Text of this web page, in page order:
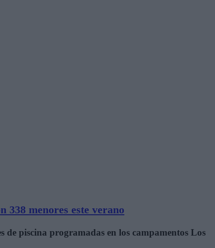
338 menores este verano
piscina programadas en los campamentos Los